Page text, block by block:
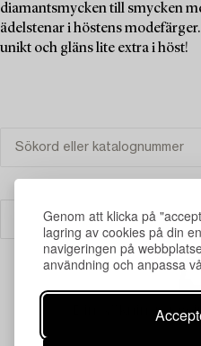
Genom att klicka på
lagring av cookies på din
navigeringen på
användning och anpassa
diamantsmycken till smycken
ädelstenar i höstens
unikt och gläns lite extra i höst!
Din sökning gav